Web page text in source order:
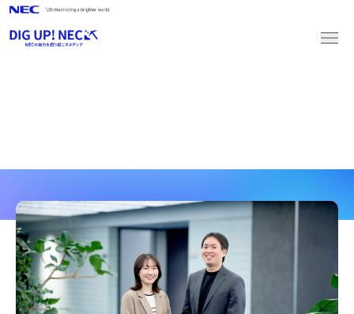
マイページログイン マイページ登録
2028新卒採用
マイページログイン マイページ登録
キャリア採用